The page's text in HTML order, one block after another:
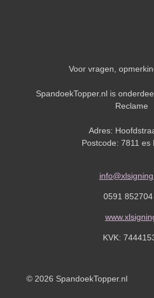
Voor vragen,
SpandoekTopper.nl is
Reclame
Adres:
Postcode: 7811 es
0591
KVK:
© 2026